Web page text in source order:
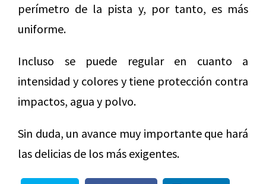
perímetro de la pista y, por tanto, es más
uniforme.
Incluso se puede regular en cuanto a
intensidad y colores y tiene protección contra
impactos, agua y polvo.
Sin duda, un avance muy importante que hará
las delicias de los más exigentes.